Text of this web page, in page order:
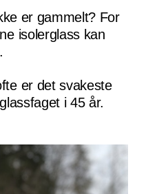
er gammelt? For
isolerglass kan
er det svakeste
i 45 år.